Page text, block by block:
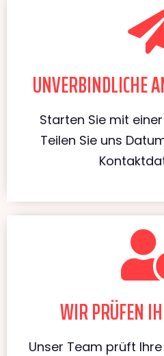
UNVERBINDLICHE
Starten Sie mit
Teilen Sie uns
WIR PRÜFEN
Unser Team prüft